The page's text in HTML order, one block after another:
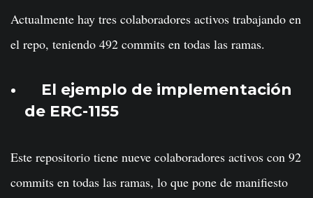
Actualmente hay tres colaboradores activos trabajando en
el repo, teniendo 492 commits en todas las ramas.
El ejemplo de implementación
de ERC-1155
Este repositorio tiene nueve colaboradores activos con 92
commits en todas las ramas, lo que pone de manifiesto